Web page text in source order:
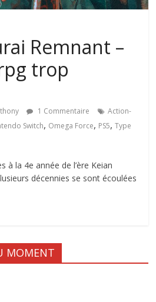
Remnant –
trop
1 Commentaire
Action-
Switch, Omega Force, PS5,Type
à la 4e année de l’ère Keian
décennies se sont écoulées
MOMENT